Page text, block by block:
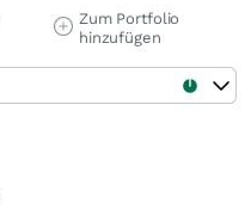
Zum Portfolio
hinzufügen